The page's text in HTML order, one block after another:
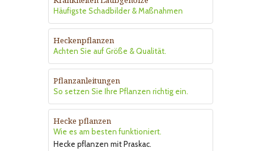
Häufigste Schadbilder & Maßnahmen
Heckenpflanzen
Achten Sie auf Größe & Qualität.
Pflanzanleitungen
So setzen Sie Ihre Pflanzen richtig ein.
Hecke pflanzen
Wie es am besten funktioniert.
Hecke pflanzen mit Praskac.